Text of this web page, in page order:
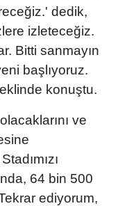
dedik,
izleteceğiz.
Bitti sanmayın
başlıyoruz.
konuştu.
ve
64 bin 500
ediyorum,